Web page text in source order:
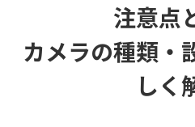
注意点
カメラの種類・
しく